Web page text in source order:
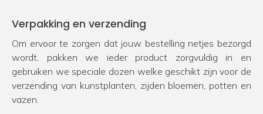
Verpakking en verzending
Om ervoor te zorgen dat jouw bestelling netjes bezorgd
wordt, pakken we ieder product zorgvuldig in en
gebruiken we speciale dozen welke geschikt zijn voor de
verzending van kunstplanten, zijden bloemen, potten en
vazen.